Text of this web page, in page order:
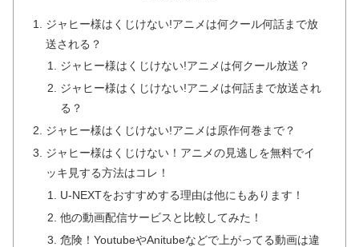
ジャヒー様はくじけない!アニメは何クール何話まで放
送される？
ジャヒー様はくじけない!アニメは何クール放送？
ジャヒー様はくじけない!アニメは何話まで放送され
る？
ジャヒー様はくじけない!アニメは原作何巻まで？
ジャヒー様はくじけない！アニメの見逃しを無料でイ
ッキ見する方法はコレ！
U-NEXTをおすすめする理由は他にもあります！
他の動画配信サービスと比較してみた！
危険！YoutubeやAnitubeなどで上がってる動画は違